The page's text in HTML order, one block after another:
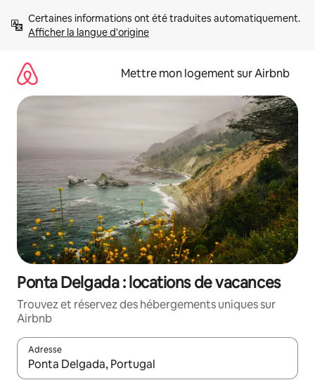
directement
Afficher la langue d'origine
Mettre mon logement sur Airbnb
Ponta Delgada : locations de vacances
Trouvez et réservez des hébergements uniques sur
Airbnb
Adresse
Lorsque les résultats s'affichent, utilisez les flèches vers le